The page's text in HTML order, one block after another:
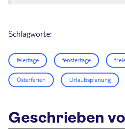
Schlagworte:
feiertage fenstertage
Osterferien Urlaubsplanung
Geschrieben